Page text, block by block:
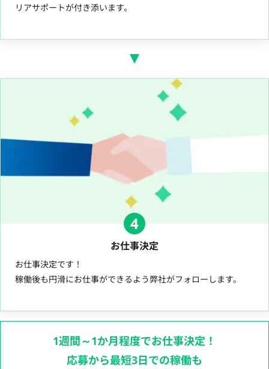
リアサポートが付き添います。
4
お仕事決定
お仕事決定です！
稼働後も円滑にお仕事ができるよう弊社がフォローします。
1週間～1か月程度でお仕事決定！
応募から最短3日での稼働も